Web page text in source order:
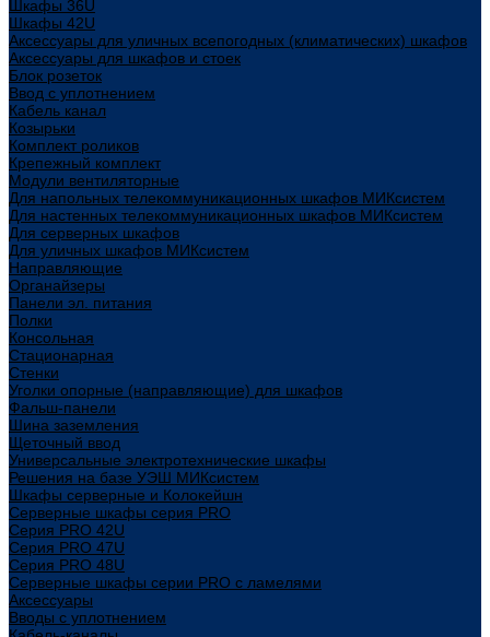
Шкафы 36U
Шкафы 42U
Аксессуары для уличных всепогодных (климатических) шкафов
Аксессуары для шкафов и стоек
Блок розеток
Ввод с уплотнением
Кабель канал
Козырьки
Комплект роликов
Крепежный комплект
Модули вентиляторные
Для напольных телекоммуникационных шкафов МИКсистем
Для настенных телекоммуникационных шкафов МИКсистем
Для серверных шкафов
Для уличных шкафов МИКсистем
Направляющие
Органайзеры
Панели эл. питания
Полки
Консольная
Стационарная
Стенки
Уголки опорные (направляющие) для шкафов
Фальш-панели
Шина заземления
Щеточный ввод
Универсальные электротехнические шкафы
Решения на базе УЭШ МИКсистем
Шкафы серверные и Колокейшн
Серверные шкафы серия PRO
Серия PRO 42U
Серия PRO 47U
Серия PRO 48U
Серверные шкафы серии PRO с ламелями
Аксессуары
Вводы с уплотнением